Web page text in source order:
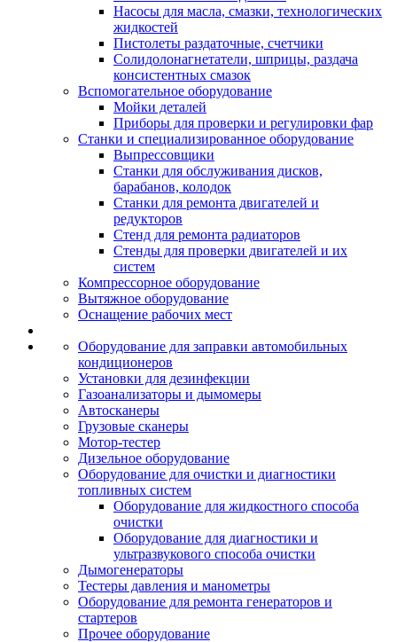
Насосы для масла, смазки, технологических
жидкостей
Пистолеты раздаточные, счетчики
Солидолонагнетатели, шприцы, раздача
консистентных смазок
Вспомогательное оборудование
Мойки деталей
Приборы для проверки и регулировки фар
Станки и специализированное оборудование
Выпрессовщики
Станки для обслуживания дисков,
барабанов, колодок
Станки для ремонта двигателей и
редукторов
Стенд для ремонта радиаторов
Стенды для проверки двигателей и их
систем
Компрессорное оборудование
Вытяжное оборудование
Оснащение рабочих мест
Оборудование для заправки автомобильных
кондиционеров
Установки для дезинфекции
Газоанализаторы и дымомеры
Автосканеры
Грузовые сканеры
Мотор-тестер
Дизельное оборудование
Оборудование для очистки и диагностики
топливных систем
Оборудование для жидкостного способа
очистки
Оборудование для диагностики и
ультразвукового способа очистки
Дымогенераторы
Тестеры давления и манометры
Оборудование для ремонта генераторов и
стартеров
Прочее оборудование